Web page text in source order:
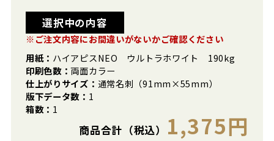
選択中の内容
※ご注文内容にお間違いがないかご確認ください
用紙： ハイアピスNEO ウルトラホワイト 190kg
印刷色数：両面カラー
仕上がりサイズ： 通常名刺（91mm×55mm）
版下データ数： 1
箱数： 1
商品合計（税込） 1,375円